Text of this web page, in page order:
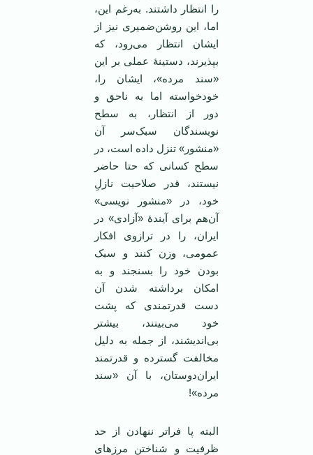
را انتظار داشتند. به‌رغم این،
اما، این روشن‌ضمیری نیز از
ایشان انتظار می‌رود، که
بپذیرند، دستینۀ عملی بر این
«سند مرده»، ایشان را،
خودخواسته اما به ناحق و
دور از انتظار، به سطح
نویسندگان سبک‌سر آن
«منشور» تنزل داده است، در
سطح کسانی که حتا حاضر
نیستند، قدر صلاحیت نازلِ
خود، در «منشور نویسی»
آن‌هم برای آیندۀ «آزادی» در
ایران، را در ترازوی افکار
عمومی، وزن کنند و سبک
بودن خود را بسنجند و به
امکان برداشته شدن آن
دست قدرتمندی که پشت
خود می‌بینند، بیشتر
بی‌اندیشند، از جمله به دلیل
مخالفت گسترده و قدرتمند
ایران‌دوستان، با آن «سند
مرده»!
البته پا فراتر ننهادن از حد
ظرفیت و شناختن مرزهای